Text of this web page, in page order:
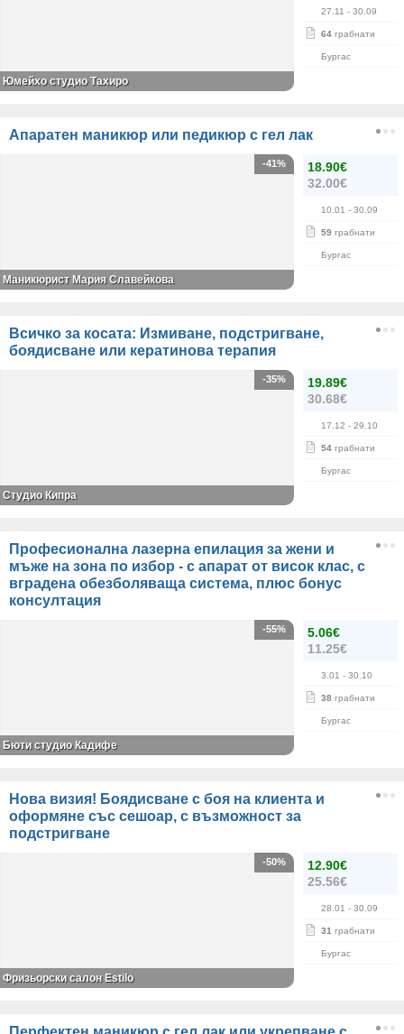
27.11 - 30.09
64 грабнати
Бургас
Юмейхо студио Тахиро
Апаратен маникюр или педикюр с гел лак
18.90€
32.00€
10.01 - 30.09
59 грабнати
Бургас
-41%
Маникюрист Мария Славейкова
Всичко за косата: Измиване, подстригване,
боядисване или кератинова терапия
19.89€
30.68€
17.12 - 29.10
54 грабнати
Бургас
-35%
Студио Кипра
Професионална лазерна епилация за жени и
мъже на зона по избор - с апарат от висок клас, с
вградена обезболяваща система, плюс бонус
консултация
5.06€
11.25€
3.01 - 30.10
38 грабнати
Бургас
-55%
Бюти студио Кадифе
Нова визия! Боядисване с боя на клиента и
оформяне със сешоар, с възможност за
подстригване
12.90€
25.56€
28.01 - 30.09
31 грабнати
Бургас
-50%
Фризьорски салон Estilo